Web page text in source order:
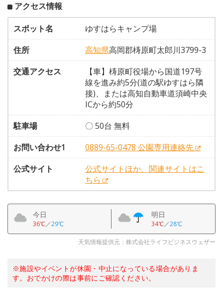
アクセス情報
スポット名
ゆすはらキャンプ場
住所
高知県高岡郡梼原町太郎川3799-3
交通アクセス
【車】梼原町役場から国道197号
線を進み約5分(道の駅ゆすはら隣
接)、または高知自動車道須崎中央
ICから約50分
駐車場
〇 50台 無料
お問い合わせ1
0889-65-0478 公園専用連絡先
公式サイト
公式サイトほか、関連サイトはこ
ちら
今日
36℃／29℃
明日
34℃／28℃
天気情報提供元：株式会社ライフビジネスウェザー
※施設やイベントが休園・中止になっている場合がありま
す。おでかけの際は事前にご確認ください。